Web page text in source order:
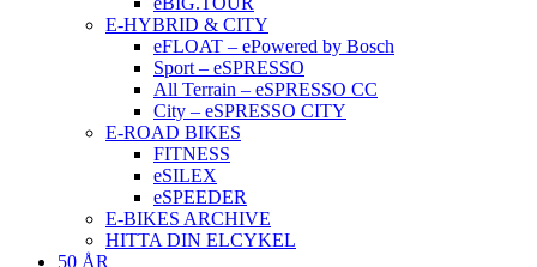
E-HYBRID & CITY
eFLOAT – ePowered by Bosch
Sport – eSPRESSO
All Terrain – eSPRESSO CC
City – eSPRESSO CITY
E-ROAD BIKES
FITNESS
eSILEX
eSPEEDER
E-BIKES ARCHIVE
HITTA DIN ELCYKEL
50 ÅR